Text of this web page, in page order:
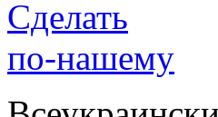
Сделать
по-нашему